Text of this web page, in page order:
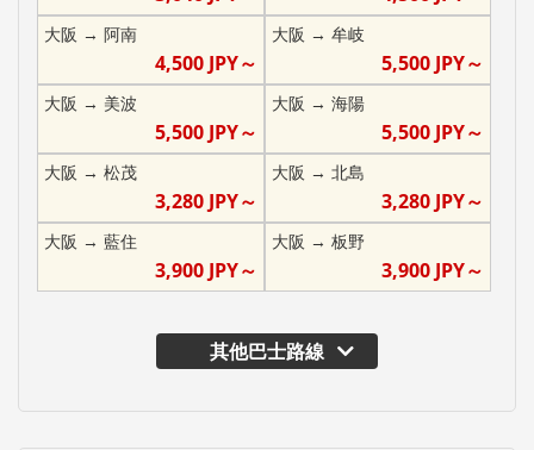
大阪 → 阿南
4,500JPY～
大阪 → 牟岐
5,500 JPY～
大阪 → 美波
5,500JPY～
大阪 → 海陽
5,500 JPY～
大阪 → 松茂
3,280JPY～
大阪 → 北島
3,280 JPY～
大阪 → 藍住
3,900JPY～
大阪 → 板野
3,900 JPY～
其他巴士路線